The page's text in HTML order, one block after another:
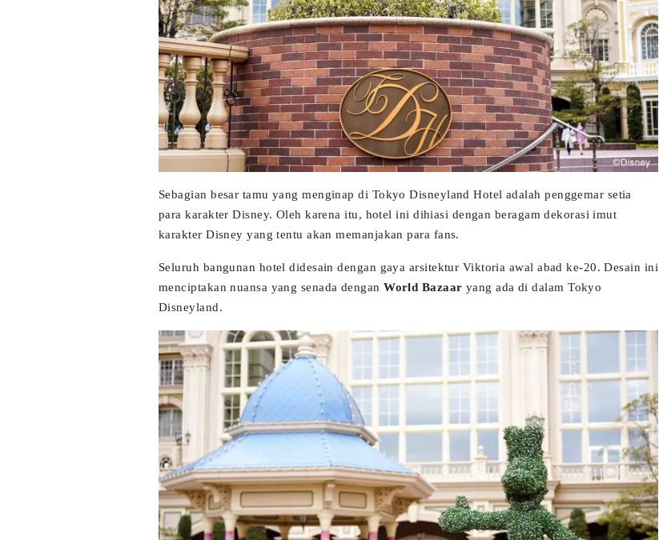
Sebagian besar tamu yang menginap di Tokyo Disneyland Hotel adalah penggemar setia
para karakter Disney. Oleh karena itu, hotel ini dihiasi dengan beragam dekorasi imut
karakter Disney yang tentu akan memanjakan para fans.
Seluruh bangunan hotel didesain dengan gaya arsitektur Viktoria awal abad ke-20. Desain ini
menciptakan nuansa yang senada denganWorld Bazaar yang ada di dalam Tokyo
Disneyland.